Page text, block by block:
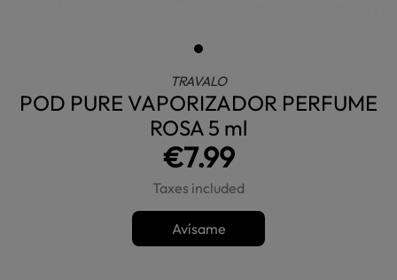
TRAVALO
POD PURE VAPORIZADOR PERFUME
ROSA 5 ml
€7.99
Taxes included
Avísame